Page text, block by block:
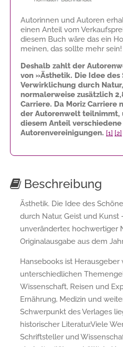
Autorinnen und Autoren
einen Anteil vom
diesem Buch wäre das ein
meinen, das sollte mehr sein!
Deshalb zahlt der
von »Ästhetik. Die Idee des
Verwirklichung durch
normalerweise zusätzlich
Carriere. Da Moriz Carriere
der Autorenwelt teilnimmt,
diesem Anteil verschiedene
Autorenvereinigungen. [1] [2]
Beschreibung
Ästhetik. Die Idee des
durch Natur, Geist und Kunst
unveränderter, hochwertiger
Originalausgabe aus dem
Hansebooks ist Herausgeber
unterschiedlichen
Wissenschaft, Reisen und
Ernährung, Medizin und
Schwerpunkt des Verlages
historischer Literatur.Viele
Schriftsteller und